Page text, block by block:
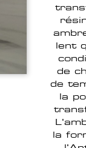
lent
de
de
la
la